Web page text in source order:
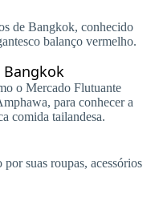
de Bangkok, conhecido
balanço vermelho.
Bangkok
o Mercado Flutuante
para conhecer a
comida tailandesa.
suas roupas, acessórios